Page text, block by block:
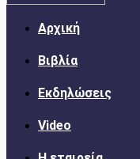
Αρχική
Βιβλία
Εκδηλώσεις
Video